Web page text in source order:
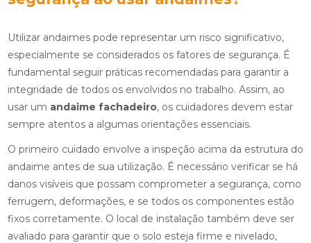
Utilizar andaimes pode representar um risco significativo,
especialmente se considerados os fatores de segurança. É
fundamental seguir práticas recomendadas para garantir a
integridade de todos os envolvidos no trabalho. Assim, ao
usar um andaime fachadeiro, os cuidadores devem estar
sempre atentos a algumas orientações essenciais.
O primeiro cuidado envolve a inspeção acima da estrutura do
andaime antes de sua utilização. É necessário verificar se há
danos visíveis que possam comprometer a segurança, como
ferrugem, deformações, e se todos os componentes estão
fixos corretamente. O local de instalação também deve ser
avaliado para garantir que o solo esteja firme e nivelado,